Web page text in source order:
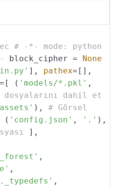
# -*- mode: python
block_cipher =
None
], pathex=[],
=[ ( 'models/*.pkl' ,
dosyalarını dahil et
), # Görsel
( 'config.json' , '.' ),
],
,
,
,